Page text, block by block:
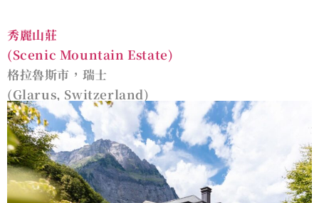
秀麗山莊
(Scenic Mountain Estate)
格拉魯斯市，瑞士
(Glarus, Switzerland)